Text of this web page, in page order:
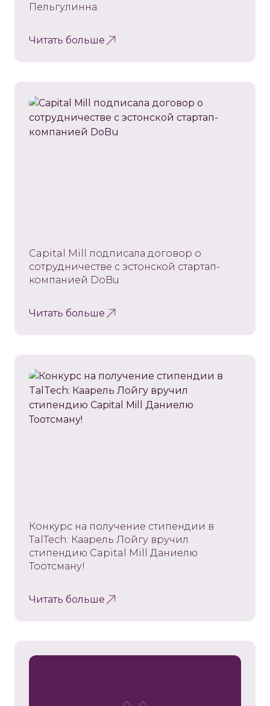
Пельгулинна.
Читать больше
Capital Mill подписала договор о
сотрудничестве с эстонской стартап-
компанией DoBu
Читать больше
Конкурс на получение стипендии в
TalTech: Каарель Лойгу вручил
стипендию Capital Mill Даниелю
Тоотсману!
Читать больше